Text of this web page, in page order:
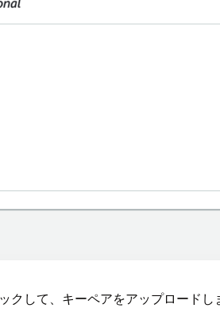
クして、キーペアをアップロードし